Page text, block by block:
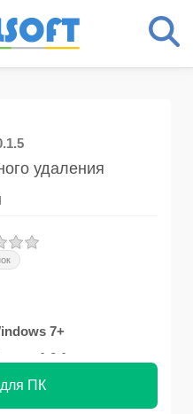
удаления
7+
1.0.1
ПК